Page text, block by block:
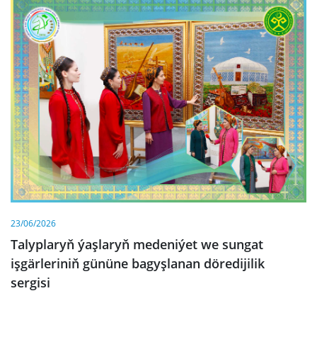
23/06/2026
Talyplaryň ýaşlaryň medeniýet we sungat
işgärleriniň gününe bagyşlanan döredijilik
sergisi